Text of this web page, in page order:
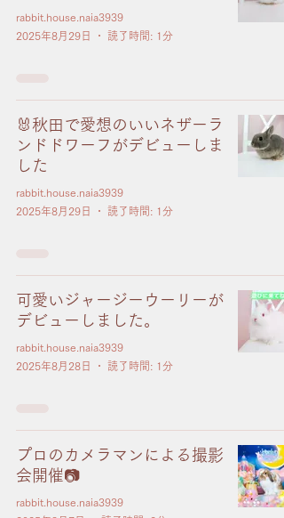
rabbit.house.naia3939
2025年8月29日
読了時間: 1分
🐰秋田で愛想のいいネザーラ
ンドドワーフがデビューしま
した
rabbit.house.naia3939
2025年8月29日
読了時間: 1分
可愛いジャージーウーリーが
デビューしました。
rabbit.house.naia3939
2025年8月28日
読了時間: 1分
プロのカメラマンによる撮影
会開催📷️
rabbit.house.naia3939